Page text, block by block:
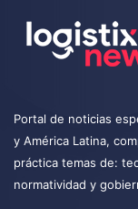
Portal de noticias
y América Latina,
práctica temas de:
normatividad y